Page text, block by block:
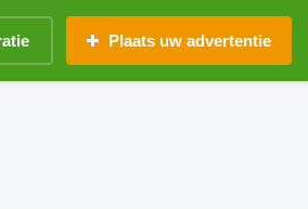
Plaats uw advertentie